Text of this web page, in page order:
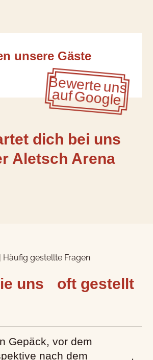
unsere Gäste
Bewerte uns
auf Google
dich bei uns
Aletsch Arena
Häufig gestellte Fragen
uns oft gestellt
Gepäck, vor dem
nach dem